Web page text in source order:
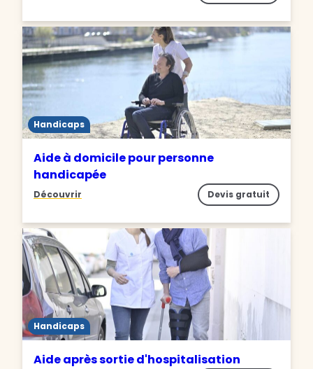
Handicaps
Aide à domicile pour personne
handicapée
Découvrir Devis gratuit
Handicaps
Aide après sortie d'hospitalisation